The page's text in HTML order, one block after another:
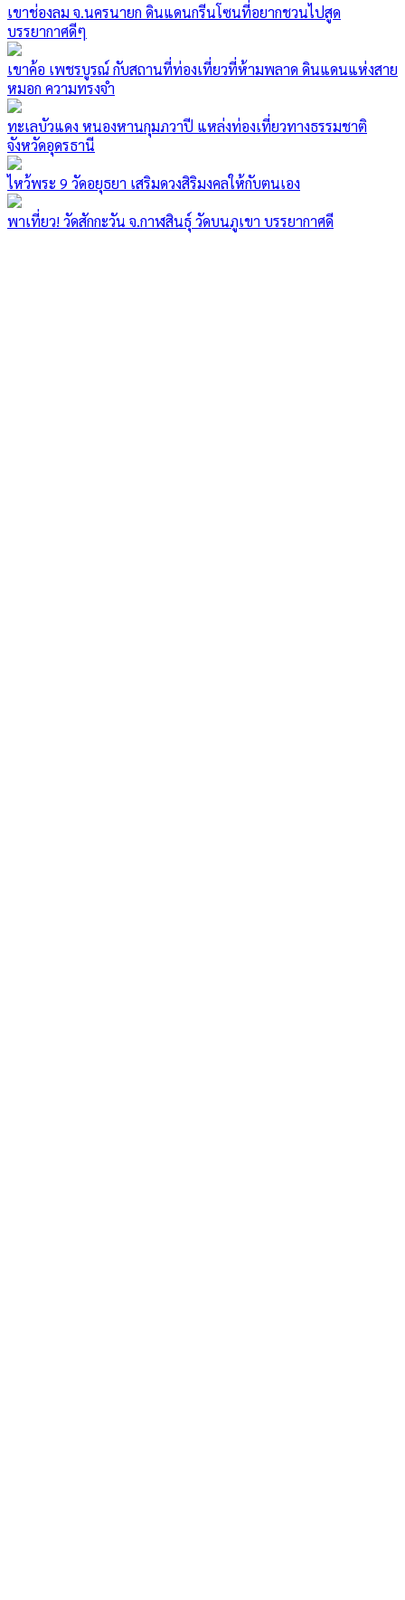
เขาช่องลม จ.นครนายก ดินแดนกรีนโซนที่อยากชวนไปสูด
บรรยากาศดีๆ
เขาค้อ เพชรบูรณ์ กับสถานที่ท่องเที่ยวที่ห้ามพลาด ดินแดนแห่งสาย
หมอก ความทรงจำ
ทะเลบัวแดง หนองหานกุมภวาปี แหล่งท่องเที่ยวทางธรรมชาติ
จังหวัดอุดรธานี
ไหว้พระ 9 วัดอยุธยา เสริมดวงสิริมงคลให้กับตนเอง
พาเที่ยว! วัดสักกะวัน จ.กาฬสินธุ์ วัดบนภูเขา บรรยากาศดี